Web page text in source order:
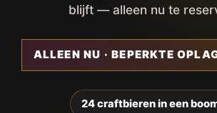
blijft — alleen nu te
ALLEEN NU · BEPERKTE
24 craftbieren in een